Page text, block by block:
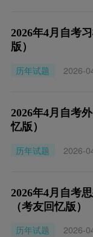
2026年4月自考
版）
历年试题
2026-
2026年4月自考
忆版）
历年试题
2026-
2026年4月自考
（考友回忆版）
历年试题
2026-